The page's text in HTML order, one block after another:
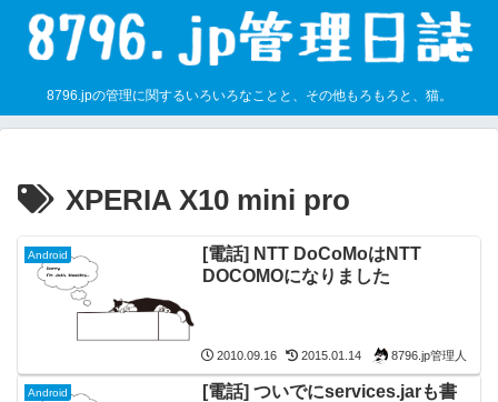
8796.jpの管理に関するいろいろなことと、その他もろもろと、猫。
XPERIA X10 mini pro
Android
[電話] NTT DoCoMoはNTT
DOCOMOになりました
2010.09.16 2015.01.14 8796.jp管理人
Android
[電話] ついでにservices.jarも書